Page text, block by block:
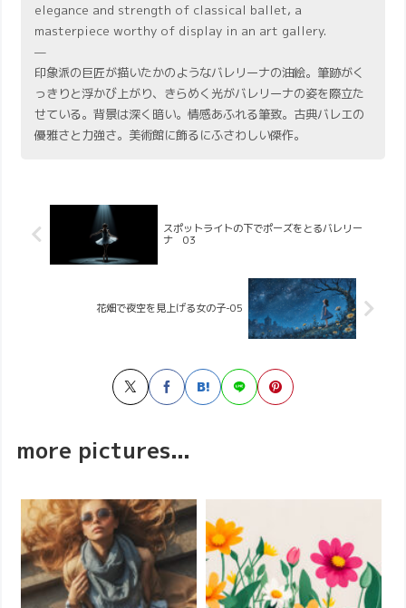
elegance and strength of classical ballet, a
masterpiece worthy of display in an art gallery.
—
印象派の巨匠が描いたかのようなバレリーナの油絵。筆跡がく
っきりと浮かび上がり、きらめく光がバレリーナの姿を際立た
せている。背景は深く暗い。情感あふれる筆致。古典バレエの
優雅さと力強さ。美術館に飾るにふさわしい傑作。
スポットライトの下でポーズをとるバレリー
ナ 03
花畑で夜空を見上げる女の子-05
more pictures...